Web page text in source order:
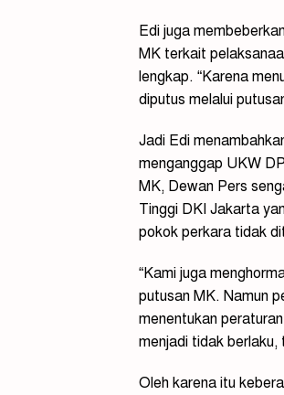
Edi juga
MK terkait
lengkap. “Karena
diputus melalui
Jadi Edi
menganggap UKW
MK, Dewan Pers
Tinggi DKI Jakarta
pokok perkara tidak
“Kami juga
putusan MK. Namun
menentukan
menjadi tidak berlaku,
Oleh karena itu